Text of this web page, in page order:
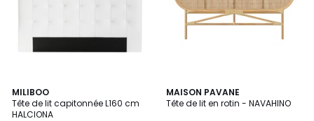
MILIBOO
Tête de lit capitonnée L160 cm
HALCIONA
4,7
/ 5
MAISON PAVANE
Tête de lit en rotin - NAVAHINO
4,8
/ 5